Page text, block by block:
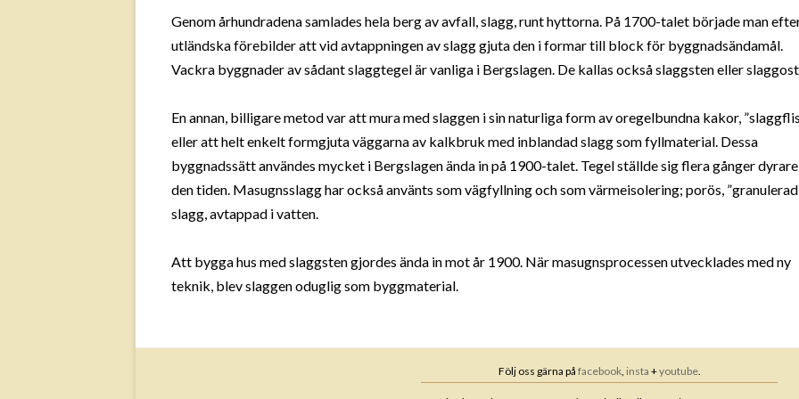
Genom århundradena samlades hela berg av avfall, slagg, runt hyttorna. På 1700-talet började man
utländska förebilder att vid avtappningen av slagg gjuta den i formar till block för byggnadsändamål.
Vackra byggnader av sådant slaggtegel är vanliga i Bergslagen. De kallas också slaggsten eller
En annan, billigare metod var att mura med slaggen i sin naturliga form av oregelbundna kakor,
eller att helt enkelt formgjuta väggarna av kalkbruk med inblandad slagg som fyllmaterial. Dessa
byggnadssätt användes mycket i Bergslagen ända in på 1900-talet. Tegel ställde sig flera gånger
den tiden. Masugnsslagg har också använts som vägfyllning och som värmeisolering; porös,
slagg, avtappad i vatten.
Att bygga hus med slaggsten gjordes ända in mot år 1900. När masugnsprocessen utvecklades med ny
teknik, blev slaggen oduglig som byggmaterial.
Följ oss gärna på facebook, insta +youtube.